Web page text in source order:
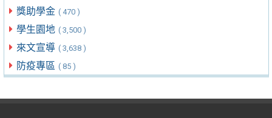
獎助學金 ( 470 )
學生園地 ( 3,500 )
來文宣導 ( 3,638 )
防疫專區 ( 85 )